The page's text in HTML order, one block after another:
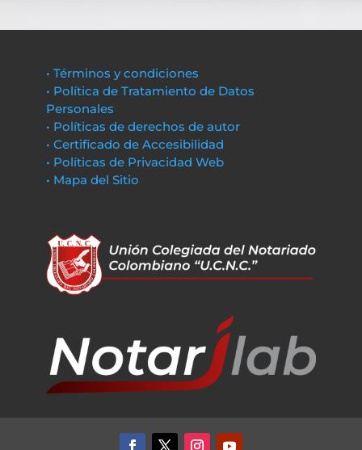
• Términos y condiciones
• Política de Tratamiento de Datos
Personales
• Políticas de derechos de autor
• Certificado de Accesibilidad
• Políticas de Privacidad Web
• Mapa del Sitio